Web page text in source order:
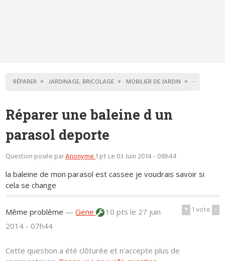
RÉPARER JARDINAGE, BRICOLAGE MOBILIER DE JARDIN -
Réparer une baleine d un
parasol deporte
Question posée parAnonyme1 pt Le 03 Juin 2014 - 08h44
la baleine de mon parasol est cassee je voudrais savoir si
cela se change
+ 1vote -
Même problème —Gene 10 ptsle 27 juin
2014 - 07h44
Cette question a été clôturée et n'accepte plus de